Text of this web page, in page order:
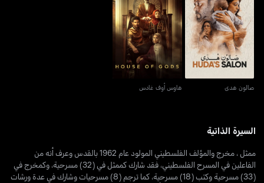
صالون هدى
صالون هدى
هاوس أوف غادس
هاوس أوف غادس
السيرة الذاتية
ممثل ، مخرج والمؤلف الفلسطيني المولود عام 1962 بالقدس وعرف أنه من
الفاعلين في المسرح الفلسطيني، فقد شارك كممثل في (32) مسرحية، وكمخرج في
(33) مسرحية وكتب (18) مسرحية، كما ترجم (8) مسرحيات وشارك في عدة ورشات